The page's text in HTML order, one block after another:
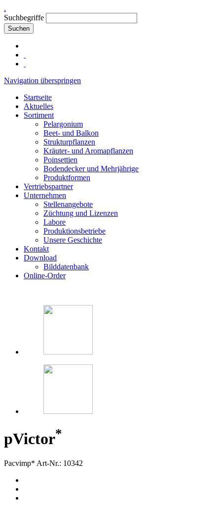
.
Suchbegriffe
Suchen
Navigation überspringen
Startseite
Aktuelles
Sortiment
Pelargonium
Beet- und Balkon
Strukturpflanzen
Kräuter- und Aromapflanzen
Poinsettien
Bodendecker und Mehrjährige
Produktformen
Vertriebspartner
Unternehmen
Stellenangebote
Züchtung und Lizenzen
Labore
Produktionsbetriebe
Unsere Geschichte
Kontakt
Download
Bilddatenbank
Online-Order
pVictor*
Pacvimp* Art-Nr.: 10342